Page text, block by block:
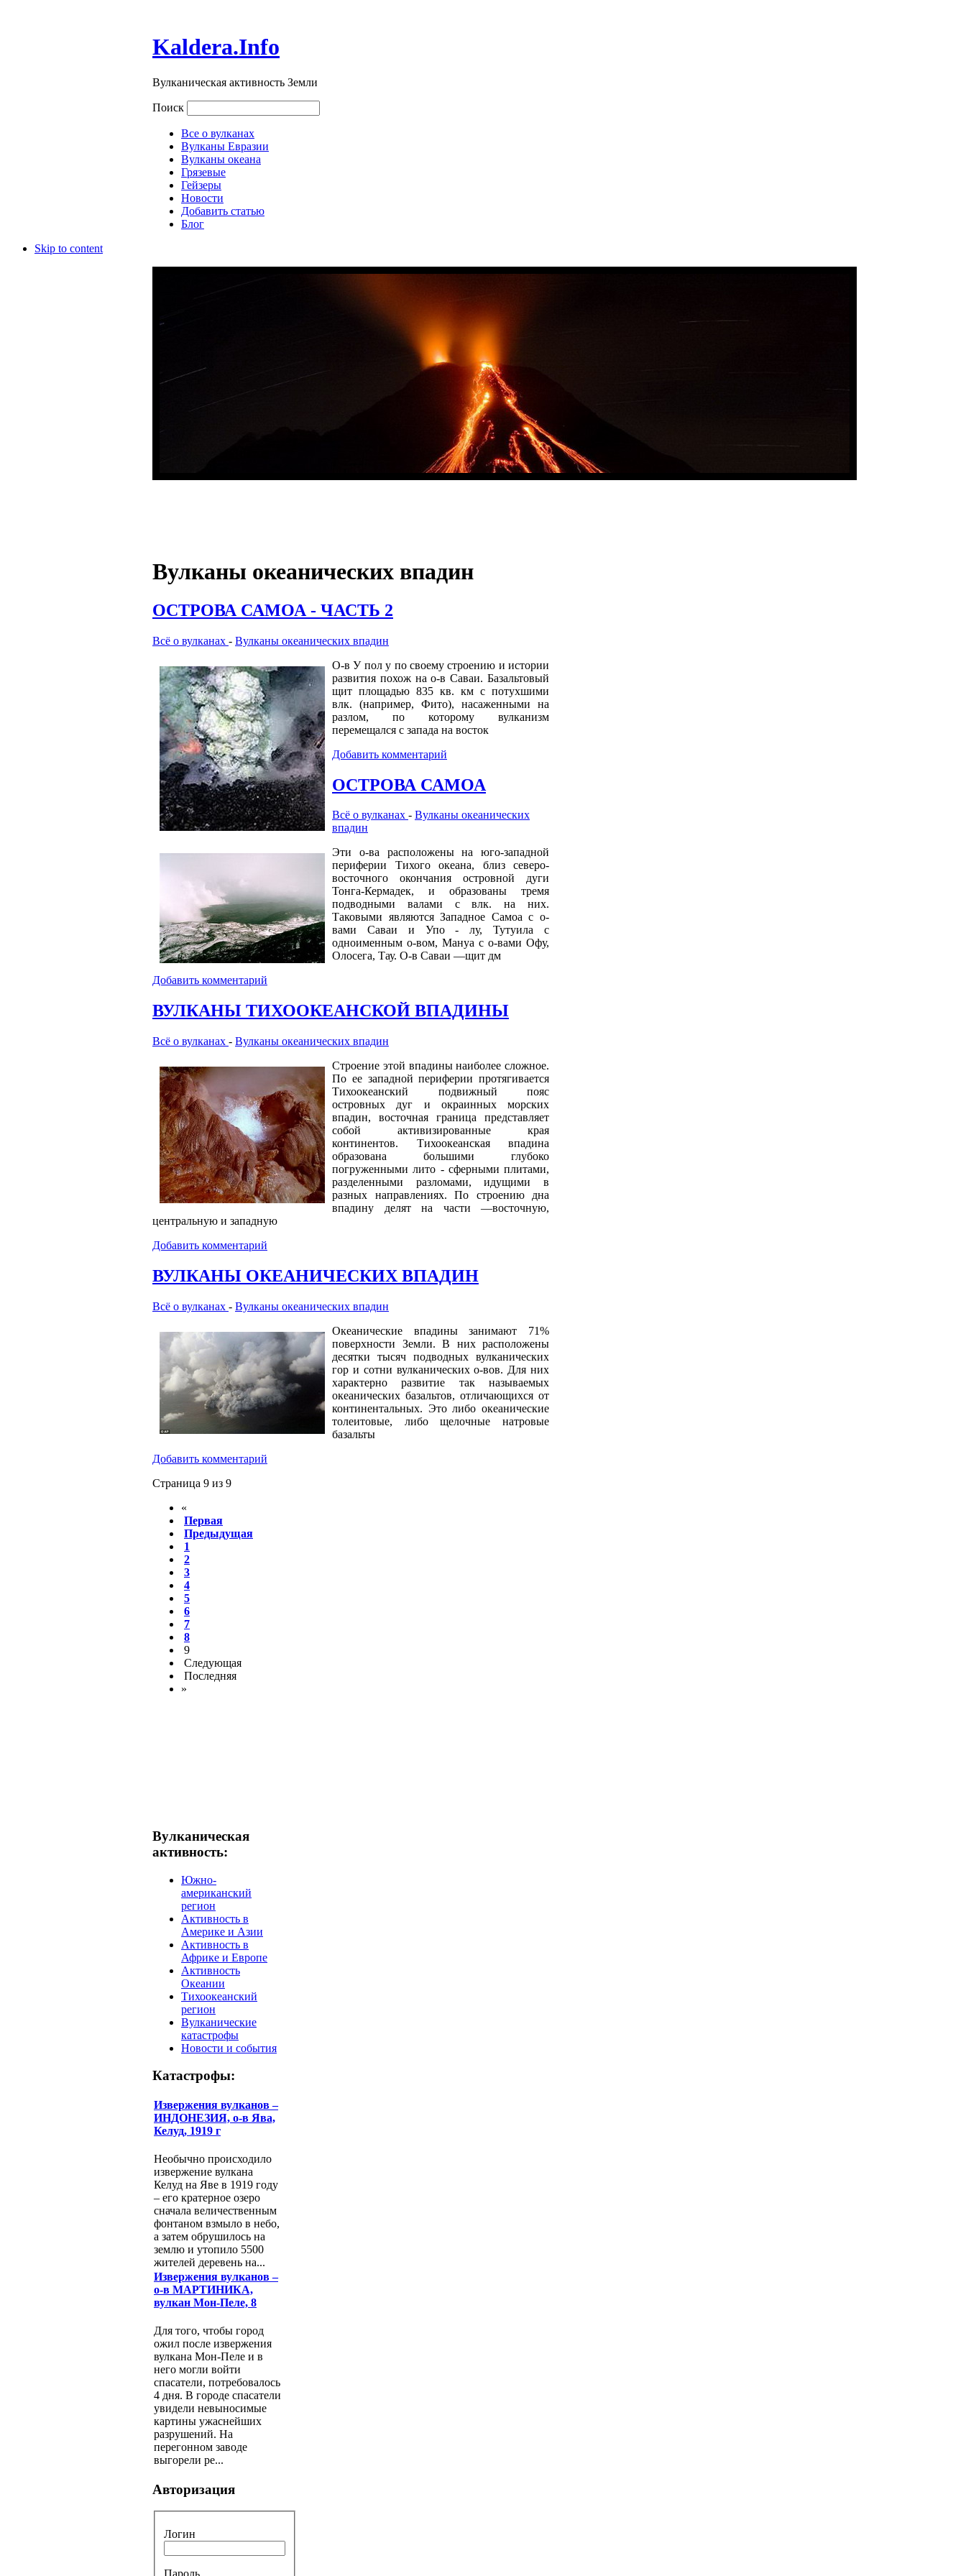
Kaldera.Info
Вулканическая активность Земли
Поиск
Все о вулканах
Вулканы Евразии
Вулканы океана
Грязевые
Гейзеры
Новости
Добавить статью
Блог
Skip to content
Вулканы океанических впадин
ОСТРОВА САМОА - ЧАСТЬ 2
Всё о вулканах - Вулканы океанических впадин
О-в У пол у по своему строению и истории
развития похож на о-в Саваи. Базальтовый
щит площадью 835 кв. км с потухшими
влк. (например, Фито), насаженными на
разлом, по которому вулканизм
перемещался с запада на восток
Добавить комментарий
ОСТРОВА САМОА
Всё о вулканах - Вулканы океанических
впадин
Эти о-ва расположены на юго-западной
периферии Тихого океана, близ северо-
восточного окончания островной дуги
Тонга-Кермадек, и образованы тремя
подводными валами с влк. на них.
Таковыми являются Западное Самоа с о-
вами Саваи и Упо - лу, Тутуила с
одноименным о-вом, Мануа с о-вами Офу,
Олосега, Тау. О-в Саваи —щит дм
Добавить комментарий
ВУЛКАНЫ ТИХООКЕАНСКОЙ ВПАДИНЫ
Всё о вулканах - Вулканы океанических впадин
Строение этой впадины наиболее сложное.
По ее западной периферии протягивается
Тихоокеанский подвижный пояс
островных дуг и окраинных морских
впадин, восточная граница представляет
собой активизированные края
континентов. Тихоокеанская впадина
образована большими глубоко
погруженными лито - сферными плитами,
разделенными разломами, идущими в
разных направлениях. По строению дна
впадину делят на части —восточную,
центральную и западную
Добавить комментарий
ВУЛКАНЫ ОКЕАНИЧЕСКИХ ВПАДИН
Всё о вулканах - Вулканы океанических впадин
Океанические впадины занимают 71%
поверхности Земли. В них расположены
десятки тысяч подводных вулканических
гор и сотни вулканических о-вов. Для них
характерно развитие так называемых
океанических базальтов, отличающихся от
континентальных. Это либо океанические
толеитовые, либо щелочные натровые
базальты
Добавить комментарий
Страница 9 из 9
«
Первая
Предыдущая
1
2
3
4
5
6
7
8
9
Следующая
Последняя
»
Вулканическая
активность:
Южно-
американский
регион
Активность в
Америке и Азии
Активность в
Африке и Европе
Активность
Океании
Тихоокеанский
регион
Вулканические
катастрофы
Новости и события
Катастрофы:
Извержения вулканов –
ИНДОНЕЗИЯ, о-в Ява,
Келуд, 1919 г
Необычно происходило
извержение вулкана
Келуд на Яве в 1919 году
– его кратерное озеро
сначала величественным
фонтаном взмыло в небо,
а затем обрушилось на
землю и утопило 5500
жителей деревень на...
Извержения вулканов –
о-в МАРТИНИКА,
вулкан Мон-Пеле, 8
Для того, чтобы город
ожил после извержения
вулкана Мон-Пеле и в
него могли войти
спасатели, потребовалось
4 дня. В городе спасатели
увидели невыносимые
картины ужаснейших
разрушений. На
перегонном заводе
выгорели ре...
Авторизация
Логин
Пароль